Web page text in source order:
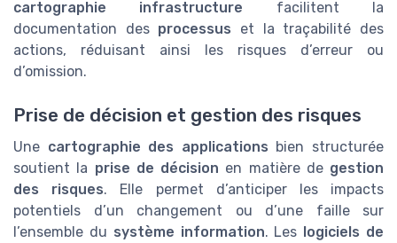
cartographie infrastructure facilitent la
documentation des processus et la traçabilité des
actions, réduisant ainsi les risques d’erreur ou
d’omission.
Prise de décision et gestion des risques
Une cartographie des applications bien structurée
soutient la prise de décision en matière de gestion
des risques. Elle permet d’anticiper les impacts
potentiels d’un changement ou d’une faille sur
l’ensemble du système information. Les logiciels de